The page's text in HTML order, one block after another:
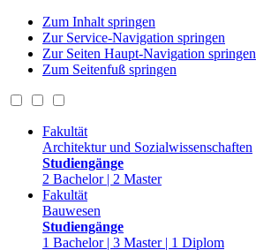
Zum Inhalt springen
Zur Service-Navigation springen
Zur Seiten Haupt-Navigation springen
Zum Seitenfuß springen
Fakultät
Architektur und Sozialwissenschaften
Studiengänge
2 Bachelor | 2 Master
Fakultät
Bauwesen
Studiengänge
1 Bachelor | 3 Master | 1 Diplom